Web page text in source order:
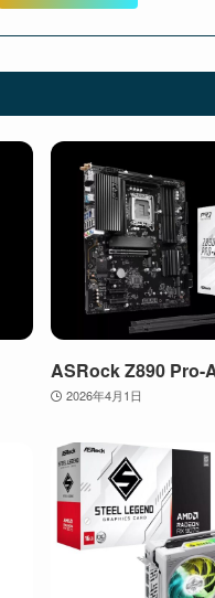
ASRock Z890 Pro-
2026年4月1日